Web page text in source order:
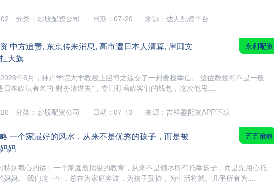
日期：07-20 来源：达人配资平台
分类： 炒股配资公司
中方追责, 东京传来消息, 高市遭日本人清算, 岸田文
大旗
年6月，神户学院大学教授上脇博之递交了一封叠检举信。 这位教授可不是一般
日本政坛有名的“财务清道夫”，专门盯着政客们的钱包，这次他甩....
永利配资
日期：07-13 来源：吉祥盈配资APP下载
分类： 炒股配资公司
一个家最好的风水，从来不是优秀的孩子，而是被
妈
特别戳心的话：一个家庭最顶级的教育，从来不是倾尽所有托举孩子，而是先用心托
妈妈。 我们这一生，总在为家庭奔波，为孩子妥协，为生活将就。几乎所有为....
五五策略